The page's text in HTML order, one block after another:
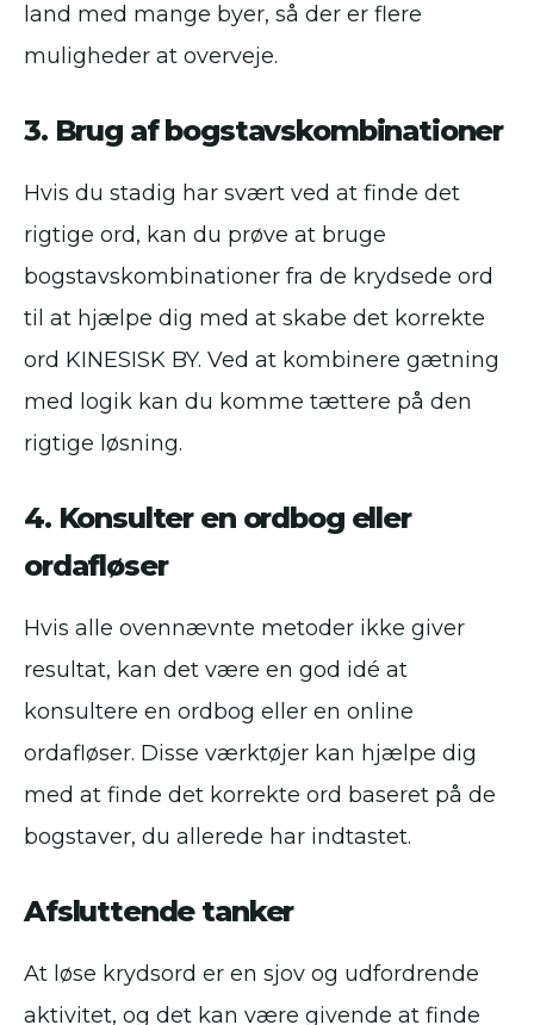
land med mange byer, så der er flere
muligheder at overveje.
3. Brug af bogstavskombinationer
Hvis du stadig har svært ved at finde det
rigtige ord, kan du prøve at bruge
bogstavskombinationer fra de krydsede ord
til at hjælpe dig med at skabe det korrekte
ord KINESISK BY. Ved at kombinere gætning
med logik kan du komme tættere på den
rigtige løsning.
4. Konsulter en ordbog eller
ordafløser
Hvis alle ovennævnte metoder ikke giver
resultat, kan det være en god idé at
konsultere en ordbog eller en online
ordafløser. Disse værktøjer kan hjælpe dig
med at finde det korrekte ord baseret på de
bogstaver, du allerede har indtastet.
Afsluttende tanker
At løse krydsord er en sjov og udfordrende
aktivitet, og det kan være givende at finde